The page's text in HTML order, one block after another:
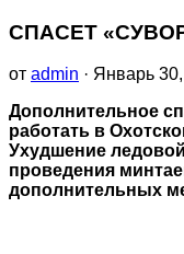
СПАСЕТ
от admin · Январь
Дополнительное
работать в
Ухудшение
проведения
дополнительных